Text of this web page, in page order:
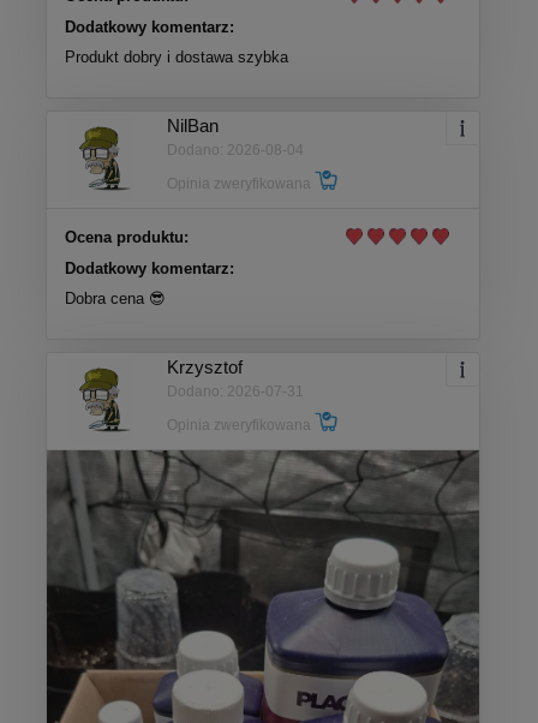
Dodatkowy komentarz:
Produkt dobry i dostawa szybka
NilBan
Dodano: 2026-08-04
Opinia zweryfikowana
Ocena produktu:
Dodatkowy komentarz:
Dobra cena 😎
Krzysztof
Dodano: 2026-07-31
Opinia zweryfikowana